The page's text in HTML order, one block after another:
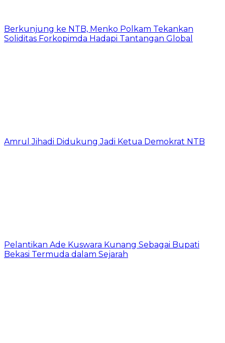
Berkunjung ke NTB, Menko Polkam Tekankan
Soliditas Forkopimda Hadapi Tantangan Global
Amrul Jihadi Didukung Jadi Ketua Demokrat NTB
Pelantikan Ade Kuswara Kunang Sebagai Bupati
Bekasi Termuda dalam Sejarah